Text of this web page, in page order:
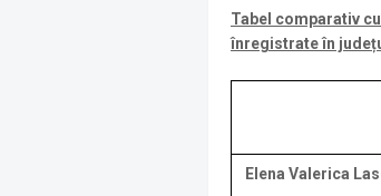
Tabel comparativ
înregistrate în
Elena Valerica